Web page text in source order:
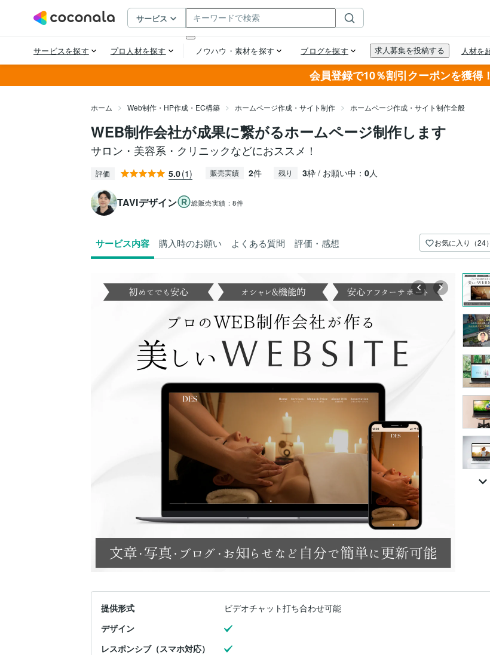
会員登録で10％割引クーポンを獲得！
ホーム Web制作・HP作成・EC構築 ホームページ作成・サイト制作 ホームページ作成・サイト制作全般
WEB制作会社が成果に繋がるホームページ制作します
サロン・美容系・クリニックなどにおススメ！
評価 5.0(1) 販売実績 2件 残り 3枠 / お願い中： 0人
TAVIデザイン 総販売実績：8件
サービス内容 購入時のお願い よくある質問 評価・感想 お気に入り（24）
提供形式
ビデオチャット打ち合わせ可能
デザイン
レスポンシブ（スマホ対応）